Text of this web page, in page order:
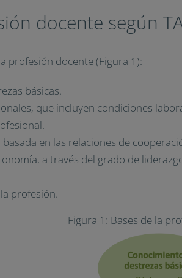
docente según
profesión docente (Figura 1):
básicas.
que incluyen condiciones
en las relaciones de
a través del grado de
profesión.
Figura 1: Bases de la